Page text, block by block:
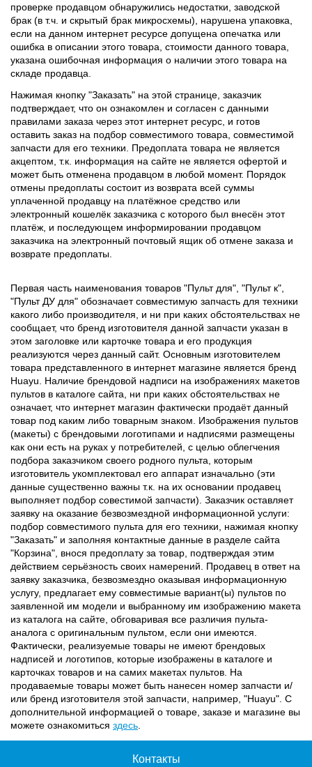
проверке продавцом обнаружились недостатки, заводской
брак (в т.ч. и скрытый брак микросхемы), нарушена упаковка,
если на данном интернет ресурсе допущена опечатка или
ошибка в описании этого товара, стоимости данного товара,
указана ошибочная информация о наличии этого товара на
складе продавца.
Нажимая кнопку "Заказать" на этой странице, заказчик
подтверждает, что он ознакомлен и согласен с данными
правилами заказа через этот интернет ресурс, и готов
оставить заказ на подбор совместимого товара, совместимой
запчасти для его техники. Предоплата товара не является
акцептом, т.к. информация на сайте не является офертой и
может быть отменена продавцом в любой момент. Порядок
отмены предоплаты состоит из возврата всей суммы
уплаченной продавцу на платёжное средство или
электронный кошелёк заказчика с которого был внесён этот
платёж, и последующем информировании продавцом
заказчика на электронный почтовый ящик об отмене заказа и
возврате предоплаты.
Первая часть наименования товаров "Пульт для", "Пульт к",
"Пульт ДУ для" обозначает совместимую запчасть для техники
какого либо производителя, и ни при каких обстоятельствах не
сообщает, что бренд изготовителя данной запчасти указан в
этом заголовке или карточке товара и его продукция
реализуются через данный сайт. Основным изготовителем
товара представленного в интернет магазине является бренд
Huayu. Наличие брендовой надписи на изображениях макетов
пультов в каталоге сайта, ни при каких обстоятельствах не
означает, что интернет магазин фактически продаёт данный
товар под каким либо товарным знаком. Изображения пультов
(макеты) с брендовыми логотипами и надписями размещены
как они есть на руках у потребителей, с целью облегчения
подбора заказчиком своего родного пульта, которым
изготовитель укомплектовал его аппарат изначально (эти
данные существенно важны т.к. на их основании продавец
выполняет подбор совестимой запчасти). Заказчик оставляет
заявку на оказание безвозмездной информационной услуги:
подбор совместимого пульта для его техники, нажимая кнопку
"Заказать" и заполняя контактные данные в разделе сайта
"Корзина", внося предоплату за товар, подтверждая этим
действием серьёзность своих намерений. Продавец в ответ на
заявку заказчика, безвозмездно оказывая информационную
услугу, предлагает ему совместимые вариант(ы) пультов по
заявленной им модели и выбранному им изображению макета
из каталога на сайте, обговаривая все различия пульта-
аналога с оригинальным пультом, если они имеются.
Фактически, реализуемые товары не имеют брендовых
надписей и логотипов, которые изображены в каталоге и
карточках товаров и на самих макетах пультов. На
продаваемые товары может быть нанесен номер запчасти и/
или бренд изготовителя этой запчасти, например, "Huayu". С
дополнительной информацией о товаре, заказе и магазине вы
можете ознакомиться здесь
Контакты